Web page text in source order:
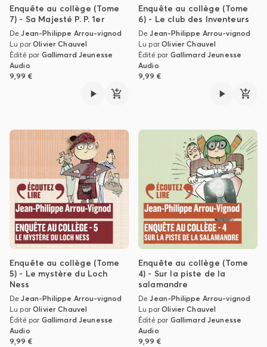
Enquête au collège (Tome
7) - Sa Majesté P. P. 1er
DeJean-Philippe Arrou-vignod
Lu parOlivier Chauvel
Édité par Gallimard Jeunesse
Audio
9,99 €
Enquête au collège (Tome
6) - Le club des Inventeurs
DeJean-Philippe Arrou-vignod
Lu parOlivier Chauvel
Édité par Gallimard Jeunesse
Audio
9,99 €
Enquête au collège (Tome
5) - Le mystère du Loch
Ness
DeJean-Philippe Arrou-vignod
Lu parOlivier Chauvel
Édité par Gallimard Jeunesse
Audio
9,99 €
Enquête au collège (Tome
4) - Sur la piste de la
salamandre
DeJean-Philippe Arrou-vignod
Lu parOlivier Chauvel
Édité par Gallimard Jeunesse
Audio
9,99 €